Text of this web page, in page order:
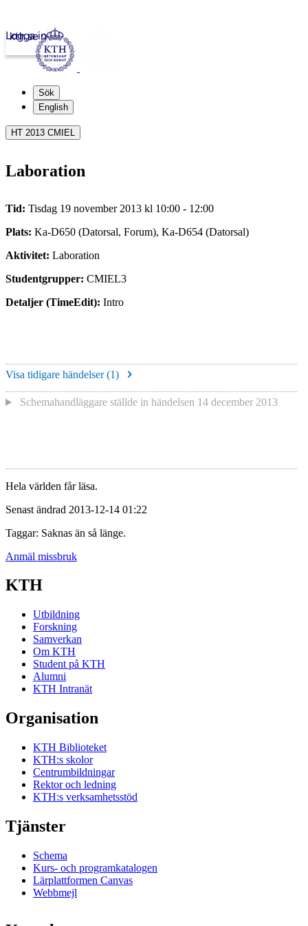
kth.se
Logga in
Sök
English
HT 2013 CMIEL
Laboration
Tid: Tisdag 19 november 2013 kl 10:00 - 12:00
Plats: Ka-D650 (Datorsal, Forum), Ka-D654 (Datorsal)
Aktivitet: Laboration
Studentgrupper: CMIEL3
Detaljer (TimeEdit): Intro
Visa tidigare händelser (1)
Schemahandläggare ställde in händelsen 14 december 2013
Hela världen får läsa.
Senast ändrad 2013-12-14 01:22
Taggar: Saknas än så länge.
Anmäl missbruk
KTH
Utbildning
Forskning
Samverkan
Om KTH
Student på KTH
Alumni
KTH Intranät
Organisation
KTH Biblioteket
KTH:s skolor
Centrumbildningar
Rektor och ledning
KTH:s verksamhetsstöd
Tjänster
Schema
Kurs- och programkatalogen
Lärplattformen Canvas
Webbmejl